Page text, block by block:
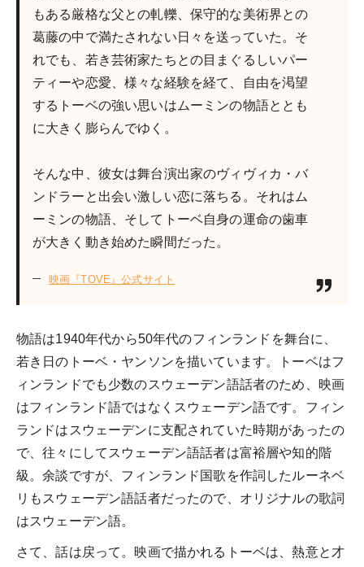
もある厳格な父との軋轢、保守的な美術界との
葛藤の中で満たされない日々を送っていた。そ
れでも、若き芸術家たちとの目まぐるしいパー
ティーや恋愛、様々な経験を経て、自由を渇望
するトーベの強い思いはムーミンの物語ととも
に大きく膨らんでゆく。
そんな中、彼女は舞台演出家のヴィヴィカ・バ
ンドラーと出会い激しい恋に落ちる。それはム
ーミンの物語、そしてトーベ自身の運命の歯車
が大きく動き始めた瞬間だった。
映画『TOVE』公式サイト
物語は1940年代から50年代のフィンランドを舞台に、
若き日のトーベ・ヤンソンを描いています。トーベはフ
ィンランドでも少数のスウェーデン語話者のため、映画
はフィンランド語ではなくスウェーデン語です。フィン
ランドはスウェーデンに支配されていた時期があったの
で、往々にしてスウェーデン語話者は富裕層や知的階
級。余談ですが、フィンランド国歌を作詞したルーネベ
リもスウェーデン語話者だったので、オリジナルの歌詞
はスウェーデン語。
さて、話は戻って。映画で描かれるトーベは、熱意と才